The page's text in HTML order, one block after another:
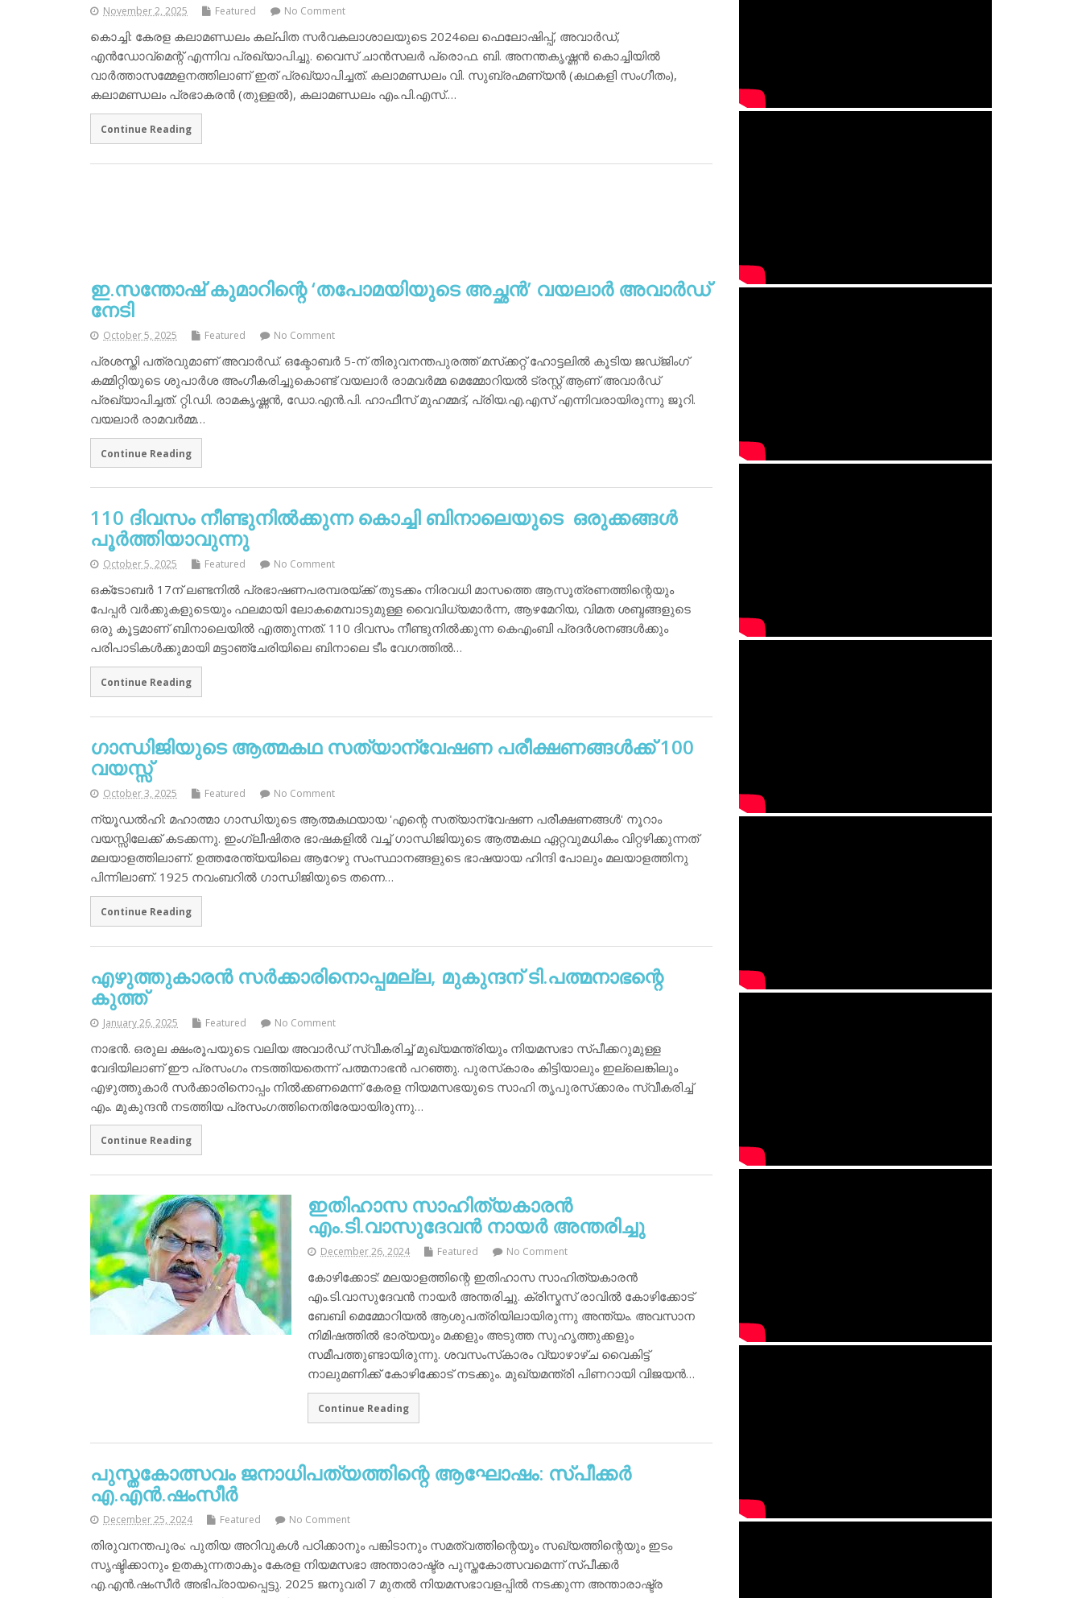
November 2, 2025 Featured No Comment
കൊച്ചി: കേരള കലാമണ്ഡലം കല്പിത സര്‍വകലാശാലയുടെ 2024ലെ ഫെലോഷിപ്പ്, അവാര്‍ഡ്,
എന്‍ഡോവ്‌മെന്റ് എന്നിവ പ്രഖ്യാപിച്ചു. വൈസ് ചാന്‍സലര്‍ പ്രൊഫ. ബി. അനന്തകൃഷ്ണന്‍ കൊച്ചിയില്‍
വാര്‍ത്താസമ്മേളനത്തിലാണ് ഇത് പ്രഖ്യാപിച്ചത്. കലാമണ്ഡലം വി. സുബ്രഹ്മണ്യന്‍ (കഥകളി സംഗീതം),
കലാമണ്ഡലം പ്രഭാകരന്‍ (തുള്ളല്‍), കലാമണ്ഡലം എം.പി.എസ്.…
Continue Reading
ഇ.സന്തോഷ് കുമാറിന്റെ ‘തപോമയിയുടെ അച്ഛന്‍’ വയലാര്‍ അവാര്‍ഡ്
നേടി
October 5, 2025 Featured No Comment
പ്രശസ്തി പത്രവുമാണ് അവാര്‍ഡ്. ഒക്ടോബര്‍ 5-ന് തിരുവനന്തപുരത്ത് മസ്‌ക്കറ്റ് ഹോട്ടലില്‍ കൂടിയ ജഡ്ജിംഗ്
കമ്മിറ്റിയുടെ ശുപാര്‍ശ അംഗീകരിച്ചുകൊണ്ട് വയലാര്‍ രാമവര്‍മ്മ മെമ്മോറിയല്‍ ട്രസ്റ്റ് ആണ് അവാര്‍ഡ്
പ്രഖ്യാപിച്ചത്. റ്റി.ഡി. രാമകൃഷ്ണന്‍, ഡോ.എന്‍.പി. ഹാഫീസ് മുഹമ്മദ്, പ്രിയ.എ.എസ് എന്നിവരായിരുന്നു ജൂറി.
വയലാര്‍ രാമവര്‍മ്മ…
Continue Reading
110 ദിവസം നീണ്ടുനില്‍ക്കുന്ന കൊച്ചി ബിനാലെയുടെ ഒരുക്കങ്ങള്‍
പൂര്‍ത്തിയാവുന്നു
October 5, 2025 Featured No Comment
ഒക്‌ടോബര്‍ 17ന് ലണ്ടനില്‍ പ്രഭാഷണപരമ്പരയ്ക്ക് തുടക്കം നിരവധി മാസത്തെ ആസൂത്രണത്തിന്റെയും
പേപ്പര്‍ വര്‍ക്കുകളുടെയും ഫലമായി ലോകമെമ്പാടുമുള്ള വൈവിധ്യമാര്‍ന്ന, ആഴമേറിയ, വിമത ശബ്ദങ്ങളുടെ
ഒരു കൂട്ടമാണ് ബിനാലെയില്‍ എത്തുന്നത്. 110 ദിവസം നീണ്ടുനില്‍ക്കുന്ന കെഎംബി പ്രദര്‍ശനങ്ങള്‍ക്കും
പരിപാടികള്‍ക്കുമായി മട്ടാഞ്ചേരിയിലെ ബിനാലെ ടീം വേഗത്തില്‍…
Continue Reading
ഗാന്ധിജിയുടെ ആത്മകഥ സത്യാന്വേഷണ പരീക്ഷണങ്ങള്‍ക്ക് 100
വയസ്സ്
October 3, 2025 Featured No Comment
ന്യൂഡല്‍ഹി: മഹാത്മാ ഗാന്ധിയുടെ ആത്മകഥയായ 'എന്റെ സത്യാന്വേഷണ പരീക്ഷണങ്ങള്‍' നൂറാം
വയസ്സിലേക്ക് കടക്കന്നു. ഇംഗ്ലീഷിതര ഭാഷകളില്‍ വച്ച് ഗാന്ധിജിയുടെ ആത്മകഥ ഏറ്റവുമധികം വിറ്റഴിക്കുന്നത്
മലയാളത്തിലാണ്. ഉത്തരേന്ത്യയിലെ ആറേഴു സംസ്ഥാനങ്ങളുടെ ഭാഷയായ ഹിന്ദി പോലും മലയാളത്തിനു
പിന്നിലാണ്. 1925 നവംബറില്‍ ഗാന്ധിജിയുടെ തന്നെ…
Continue Reading
എഴുത്തുകാരന്‍ സര്‍ക്കാരിനൊപ്പമല്ല, മുകുന്ദന് ടി.പത്മനാഭന്റെ
കുത്ത്
January 26, 2025 Featured No Comment
നാഭന്‍. ഒരുല ക്ഷംരൂപയുടെ വലിയ അവാര്‍ഡ് സ്വീകരിച്ച് മുഖ്യമന്ത്രിയും നിയമസഭാ സ്പീക്കറുമുള്ള
വേദിയിലാണ് ഈ പ്രസംഗം നടത്തിയതെന്ന് പത്മനാഭന്‍ പറഞ്ഞു. പുരസ്‌കാരം കിട്ടിയാലും ഇല്ലെങ്കിലും
എഴുത്തുകാര്‍ സര്‍ക്കാരിനൊപ്പം നില്‍ക്കണമെന്ന് കേരള നിയമസഭയുടെ സാഹി തൃപുരസ്‌ക്കാരം സ്വീകരിച്ച്
എം. മുകുന്ദന്‍ നടത്തിയ പ്രസംഗത്തിനെതിരേയായിരുന്നു…
Continue Reading
ഇതിഹാസ സാഹിത്യകാരന്‍
എം.ടി.വാസുദേവന്‍ നായര്‍ അന്തരിച്ചു
December 26, 2024 Featured No Comment
കോഴിക്കോട്: മലയാളത്തിന്റെ ഇതിഹാസ സാഹിത്യകാരന്‍
എം.ടി.വാസുദേവന്‍ നായര്‍ അന്തരിച്ചു. ക്രിസ്മസ് രാവില്‍ കോഴിക്കോട്
ബേബി മെമ്മോറിയല്‍ ആശുപത്രിയിലായിരുന്നു അന്ത്യം. അവസാന
നിമിഷത്തില്‍ ഭാര്യയും മക്കളും അടുത്ത സുഹൃത്തുക്കളും
സമീപത്തുണ്ടായിരുന്നു. ശവസംസ്‌കാരം വ്യാഴാഴ്ച വൈകിട്ട്
നാലുമണിക്ക് കോഴിക്കോട് നടക്കും. മുഖ്യമന്ത്രി പിണറായി വിജയന്‍…
Continue Reading
പുസ്തകോത്സവം ജനാധിപത്യത്തിന്റെ ആഘോഷം: സ്പീക്കര്‍
എ.എന്‍.ഷംസീര്‍
December 25, 2024 Featured No Comment
തിരുവനന്തപുരം: പുതിയ അറിവുകള്‍ പഠിക്കാനും പങ്കിടാനും സമത്വത്തിന്റെയും സഖ്യത്തിന്റെയും ഇടം
സൃഷ്ടിക്കാനും ഉതകുന്നതാകും കേരള നിയമസഭാ അന്താരാഷ്ട്ര പുസ്തകോത്സവമെന്ന് സ്പീക്കര്‍
എ.എന്‍.ഷംസീര്‍ അഭിപ്രായപ്പെട്ടു. 2025 ജനുവരി 7 മുതല്‍ നിയമസഭാവളപ്പില്‍ നടക്കുന്ന അന്താരാഷ്ട്ര